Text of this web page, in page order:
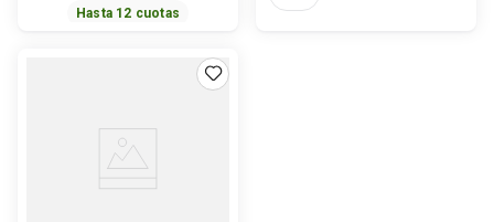
Hasta 12 cuotas